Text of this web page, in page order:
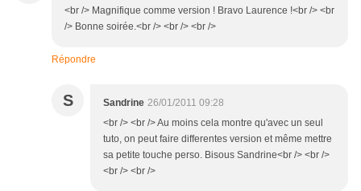
<br /> Magnifique comme version ! Bravo Laurence !<br /> <br
/> Bonne soirée.<br /> <br /> <br />
Répondre
S Sandrine 26/01/2011 09:28
<br /> <br /> Au moins cela montre qu'avec un seul
tuto, on peut faire differentes version et même mettre
sa petite touche perso. Bisous Sandrine<br /> <br />
<br /> <br />